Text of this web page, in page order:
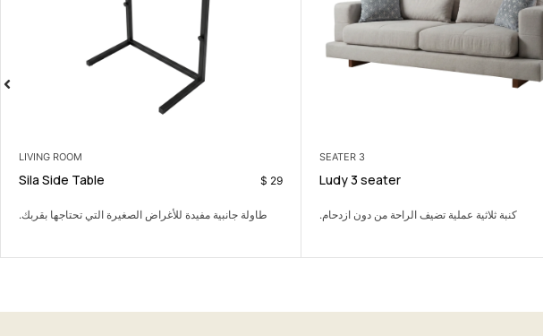
Sila Side Table
طاولة جانبية مفيدة للأغراض الصغيرة التي تحتاجها بقربك. كنبة ثلاثية عملية تضيف